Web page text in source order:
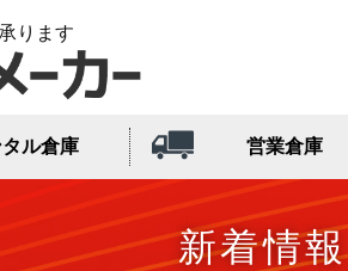
ります
タル倉庫 営業倉庫
新着情報